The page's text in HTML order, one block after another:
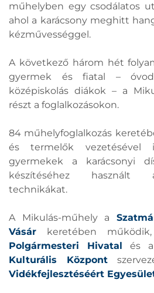
műhelyben egy csodálatos
ahol a karácsony meghitt
kézművességgel.
A következő három hét
gyermek és fiatal –
középiskolás diákok – a
részt a foglalkozásokon.
84 műhelyfoglalkozás
és termelők vezetésével
gyermekek a karácsonyi
készítéséhez használt
technikákat.
A Mikulás-műhely a
Vásár keretében
Polgármesteri Hivatal
és
Kulturális Központ
Vidékfejlesztéséért